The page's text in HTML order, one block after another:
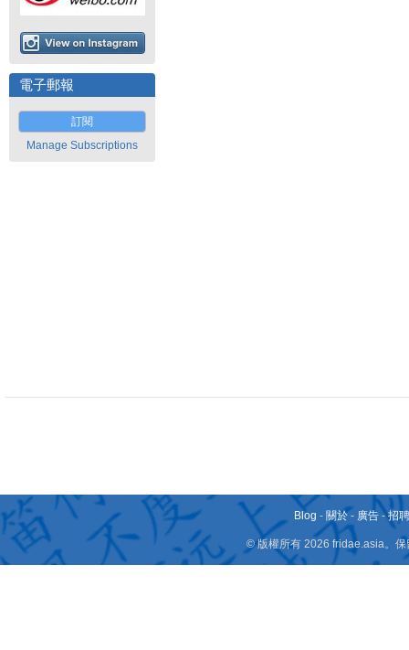
電子郵報
訂閱
Manage Subscriptions
Blog - 關於 - 廣告 -招
© 版權所有 2026 fridae.asia。